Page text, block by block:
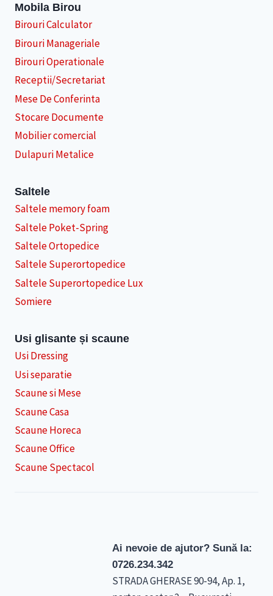
Mobila Birou
Birouri Calculator
Birouri Manageriale
Birouri Operationale
Receptii/Secretariat
Mese De Conferinta
Stocare Documente
Mobilier comercial
Dulapuri Metalice
Saltele
Saltele memory foam
Saltele Poket-Spring
Saltele Ortopedice
Saltele Superortopedice
Saltele Superortopedice Lux
Somiere
Usi glisante și scaune
Usi Dressing
Usi separatie
Scaune si Mese
Scaune Casa
Scaune Horeca
Scaune Office
Scaune Spectacol
Ai nevoie de ajutor? Sună la:
0726.234.342
STRADA GHERASE 90-94, Ap. 1,